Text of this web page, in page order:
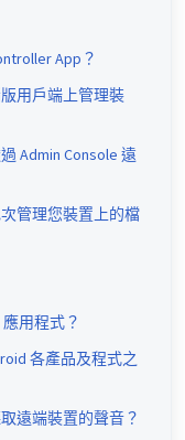
App？
用戶端上管理裝
Admin Console 遠
管理您裝置上的檔
用程式？
各產品及程式之
遠端裝置的聲音？